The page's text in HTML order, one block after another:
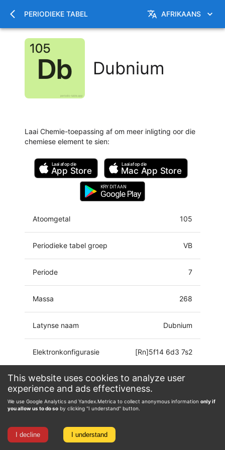
This website uses cookies to analyze user
experience and ads effectiveness.
We use Google Analytics and Yandex.Metrica to collect anonymous information only if
you allow us to do so by clicking "I understand" button.
I decline I understand
PERIODIEKE TABEL AFRIKAANS
Dubnium
Laai Chemie-toepassing af om meer inligting oor die
chemiese element te sien:
Laai af op die
App Store
Laai af op die
Mac App Store
KRY DIT AAN
Google Play
Atoomgetal 105
Periodieke tabel groep VB
Periode 7
Massa 268
Latynse naam Dubnium
Elektronkonfigurasie [Rn]5f14 6d3 7s2
Oksidasie toestand 0, 3, 4, 5